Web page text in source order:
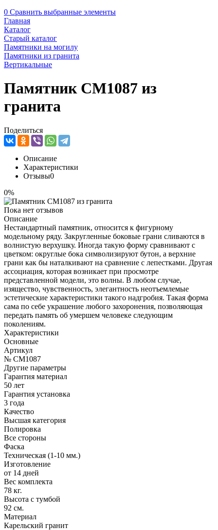
0 Сравнить выбранные элементы
Главная
Каталог
Старый каталог
Памятники на могилу
Памятники из гранита
Вертикальные
Памятник CM1087 из
гранита
Поделиться
Описание
Характеристики
Отзывы0
0%
Пока нет отзывов
Описание
Нестандартный памятник, относится к фигурному
модельному ряду. Закругленные боковые грани сливаются в
волнистую верхушку. Иногда такую форму сравнивают с
цветком: округлые бока символизируют бутон, а верхние
грани как бы наталкивают на сравнение с лепестками. Другая
ассоциация, которая возникает при просмотре
представленной модели, это волны. В любом случае,
изящество, чувственность, элегантность неотъемлемые
эстетические характеристики такого надгробия. Такая форма
сама по себе украшение любого захоронения, позволяющая
передать память об умершем человеке следующим
поколениям.
Характеристики
Основные
Артикул
№ CM1087
Другие параметры
Гарантия материал
50 лет
Гарантия установка
3 года
Качество
Высшая категория
Полировка
Все стороны
Фаска
Техническая (1-10 мм.)
Изготовление
от 14 дней
Вес комплекта
78 кг.
Высота с тумбой
92 см.
Материал
Карельский гранит